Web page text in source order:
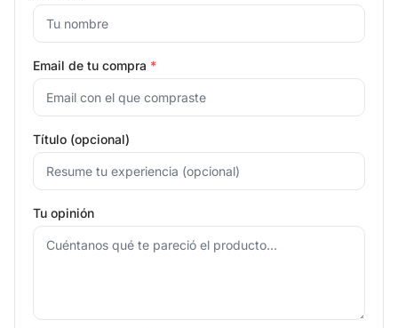
Email de tu compra *
Título (opcional)
Tu opinión